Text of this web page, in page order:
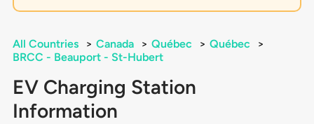
All Countries > Canada > Québec > Québec
>
BRCC - Beauport - St-Hubert
EV Charging Station
Information